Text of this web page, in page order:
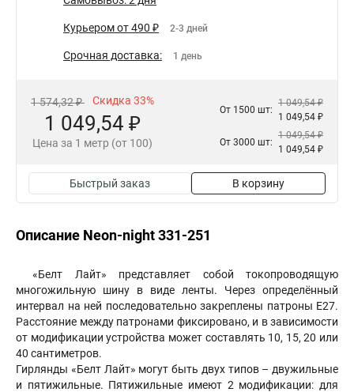
Курьером от 490 ₽ 2-3 дней
Срочная доставка: 1 день
1 574,32 ₽ Скидка 33%
1 049,54 ₽
Цена за 1 метр (от 100)
От 1500 шт:
1 049,54 ₽
1 049,54 ₽
От 3000 шт:
1 049,54 ₽
1 049,54 ₽
Быстрый заказ В корзину
Описание Neon-night 331-251
«Белт Лайт» представляет собой токопроводящую
многожильную шину в виде ленты. Через определённый
интервал на ней последовательно закреплены патроны Е27.
Расстояние между патронами фиксировано, и в зависимости
от модификации устройства может составлять 10, 15, 20 или
40 сантиметров.
Гирлянды «Белт Лайт» могут быть двух типов – двужильные
и пятижильные. Пятижильные имеют 2 модификации: для